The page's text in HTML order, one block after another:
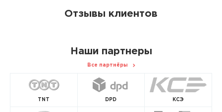
Отзывы клиентов
Наши партнеры
Все партнёры
TNT DPD КСЭ